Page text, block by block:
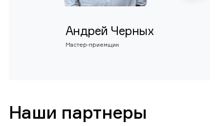
Андрей Черных
Мастер-приемщик
Наши партнеры